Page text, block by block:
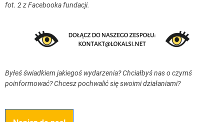
fot. 2 z Facebooka fundacji.
Byłeś świadkiem jakiegoś wydarzenia? Chciałbyś nas o czymś
poinformować? Chcesz pochwalić się swoimi działaniami?